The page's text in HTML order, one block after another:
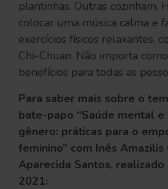
plantinhas. Outras cozinham.
colocar uma música calma e
exercícios físicos relaxantes,
Chi-Chuan. Não importa
benefícios para todas as
Para saber mais sobre o
bate-papo “Saúde mental e
gênero: práticas para o
feminino” com Inês Amazilis
Aparecida Santos,
2021: